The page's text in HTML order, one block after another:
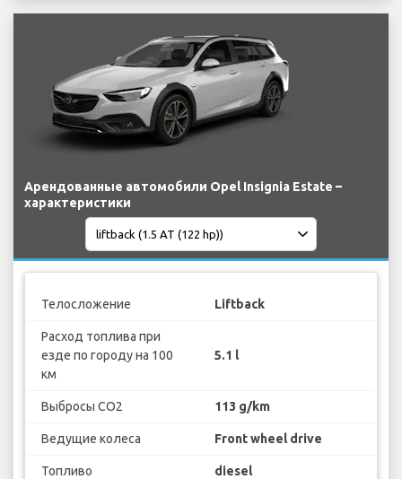
Арендованные автомобили Opel Insignia Estate –
характеристики
Телосложение Liftback
Расход топлива при
езде по городу на 100
км
5.1 l
Выбросы CO2 113 g/km
Ведущие колеса Front wheel drive
Топливо diesel